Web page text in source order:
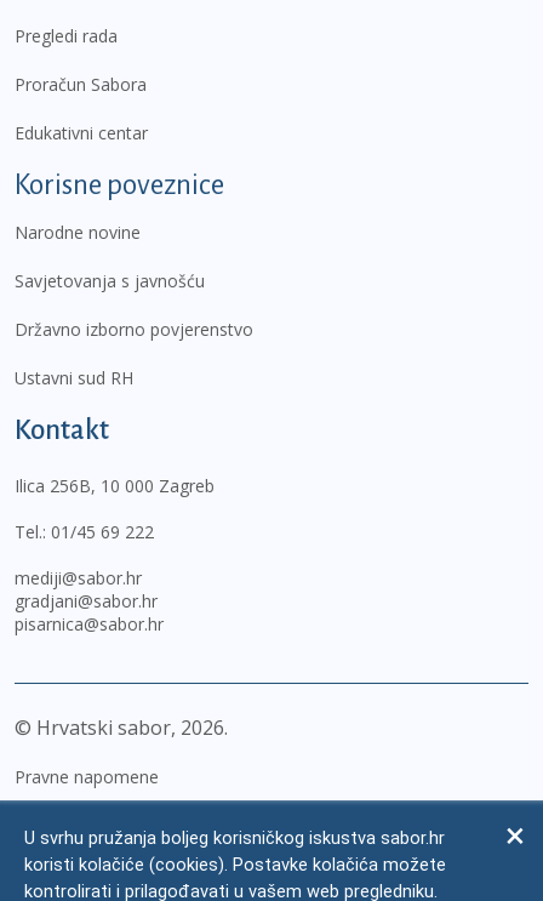
Pregledi rada
Proračun Sabora
Edukativni centar
Korisne poveznice
Narodne novine
Savjetovanja s javnošću
Državno izborno povjerenstvo
Ustavni sud RH
Kontakt
Ilica 256B, 10 000 Zagreb
Tel.: 01/45 69 222
mediji@sabor.hr
gradjani@sabor.hr
pisarnica@sabor.hr
© Hrvatski sabor, 2026
Pravne napomene
Zaštita osobnih podataka
U svrhu pružanja boljeg korisničkog iskustva sabor.hr
koristi kolačiće (cookies). Postavke kolačića možete
kontrolirati i prilagođavati u vašem web pregledniku.